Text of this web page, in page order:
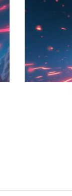
來：
的
挑
戰
與